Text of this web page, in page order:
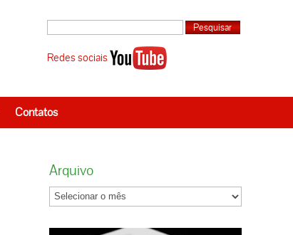
Redes sociais
Contatos
Arquivo